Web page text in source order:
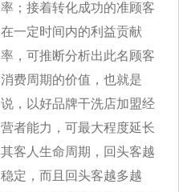
率；接着转化成功的准顾客
在一定时间内的利益贡献
率，可推断分析出此名顾客
消费周期的价值，也就是
说，以好品牌干洗店加盟经
营者能力，可最大程度延长
其客人生命周期，回头客越
稳定，而且回头客越多越